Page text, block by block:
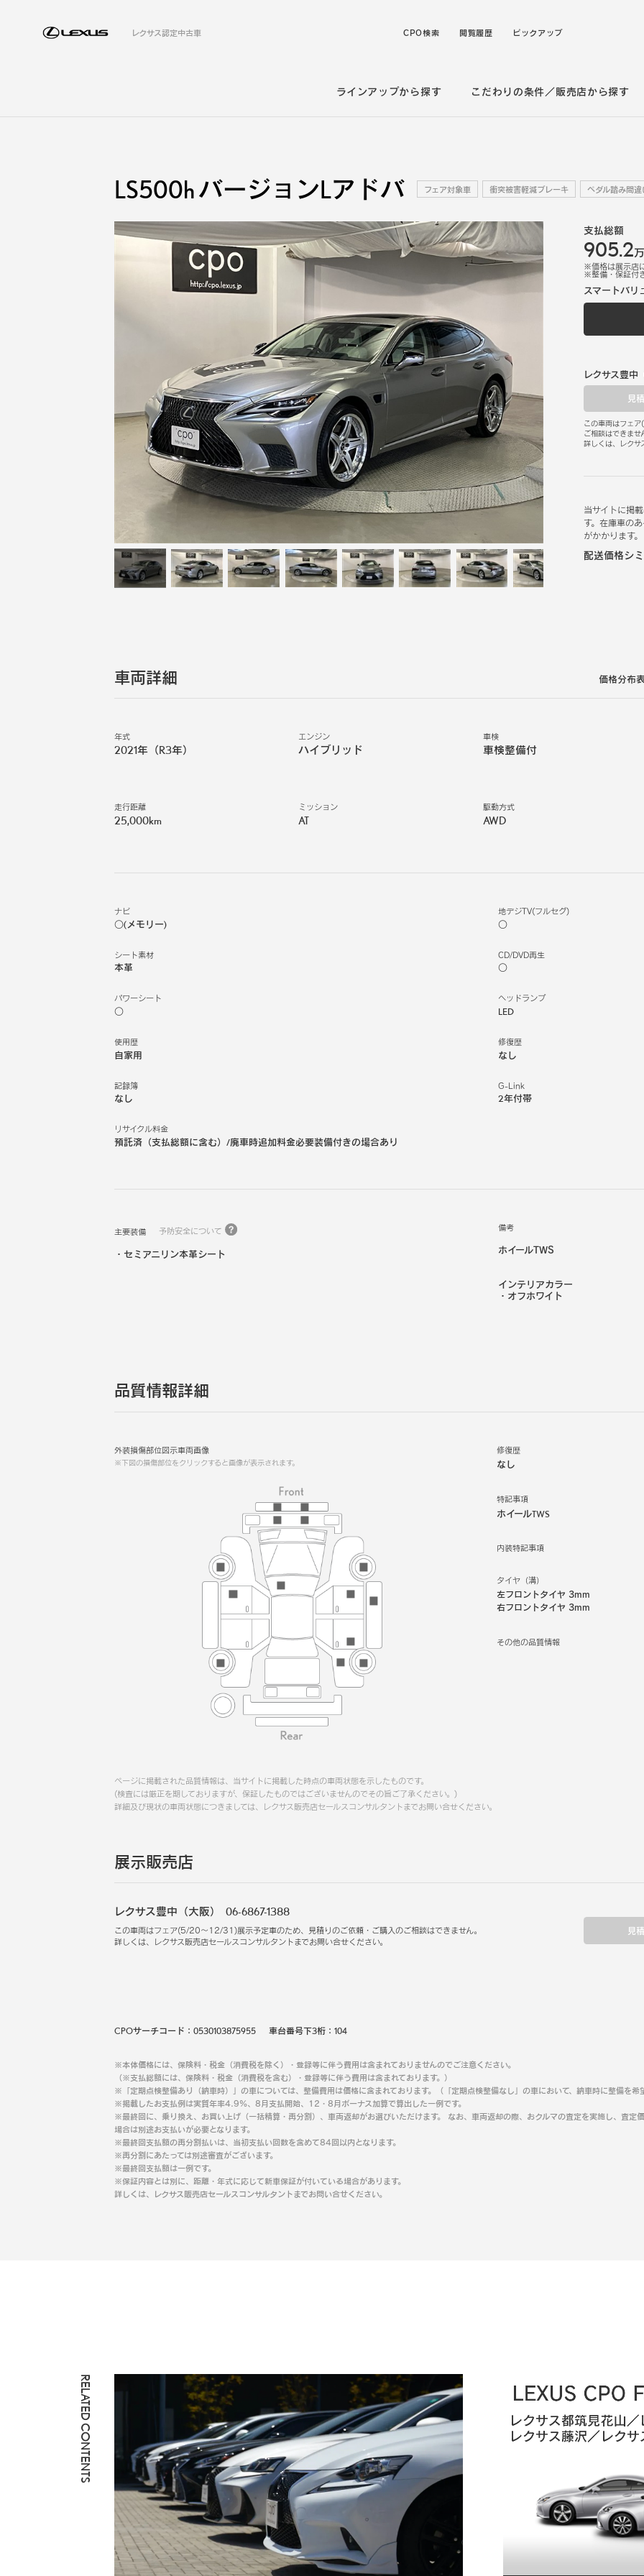
レクサス認定中古車 CPO検索 閲覧履歴 ピックアップ
ラインアップから探す こだわりの条件／販売店から探す
LS500h バージョンLアドバ フェア対象車 衝突被害軽減ブレーキ ペダル踏み間
支払総額
905.2
※価格は展示店
※整備・保証付
スマートバリ
レクサス豊中
見
この車両はフェア(
ご相談はできませ
詳しくは、レクサ
当サイトに掲
す。在庫車の
がかかります。
配送価格シ
車両詳細 価格分布
年式
2021年（R3年）
エンジン
ハイブリッド
車検
車検整備付
走行距離
25,000km
ミッション
AT
駆動方式
AWD
ナビ
○(メモリー)
地デジTV(フルセグ)
○
シート素材
本革
CD/DVD再生
○
パワーシート
○
ヘッドランプ
LED
使用歴
自家用
修復歴
なし
記録簿
なし
G-Link
2年付帯
リサイクル料金
預託済（支払総額に含む）/廃車時追加料金必要装備付きの場合あり
主要装備 予防安全について
セミアニリン本革シート
備考
ホイールTWS
インテリアカラー
・ オフホワイト
品質情報詳細
外装損傷部位図示車両画像
※下図の損傷部位をクリックすると画像が表示されます。
修復歴
なし
特記事項
ホイールTWS
内装特記事項
タイヤ（溝）
左フロントタイヤ 3mm
右フロントタイヤ 3mm
その他の品質情報
ページに掲載された品質情報は、当サイトに掲載した時点の車両状態を示したものです。
(検査には厳正を期しておりますが、保証したものではございませんのでその旨ご了承ください。)
詳細及び現状の車両状態につきましては、レクサス販売店セールスコンサルタントまでお問い合せください。
展示販売店
レクサス豊中（大阪） 06-6867-1388
見
この車両はフェア(5/20～ 12/31 )展示予定車のため、見積りのご依頼・ご購入のご相談はできません。
詳しくは、レクサス販売店セールスコンサルタントまでお問い合せください。
CPOサーチコード： 0530103875955 車台番号下3桁：104
※本体価格には、保険料・税金（消費税を除く）・登録等に伴う費用は含まれておりませんのでご注意ください。
（※支払総額には、保険料・税金（消費税を含む）・登録等に伴う費用は含まれております。）
※「定期点検整備あり（納車時）」の車については、整備費用は価格に含まれております。（「定期点検整備なし」の車において、納車時に整備を希
※掲載したお支払例は実質年率4.9％、8月支払開始、12・8月ボーナス加算で算出した一例です。
※最終回に、乗り換え、お買い上げ（一括精算・再分割）、車両返却がお選びいただけます。 なお、車両返却の際、おクルマの査定を実施し、査定
場合は別途お支払いが必要となります。
※最終回支払額の再分割払いは、当初支払い回数を含めて84回以内となります。
※再分割にあたっては別途審査がございます。
※最終回支払額は一例です。
※保証内容とは別に、距離・年式に応じて新車保証が付いている場合があります。
詳しくは、レクサス販売店セールスコンサルタントまでお問い合せください。
RELATED CONTENTS